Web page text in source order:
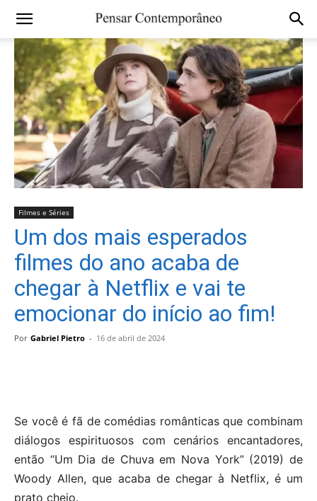
Filmes e Séries
Um dos mais esperados
filmes do ano acaba de
chegar à Netflix e vai te
emocionar do início ao fim!
Por Gabriel Pietro - 16 de abril de 2024
Se você é fã de comédias românticas que combinam
diálogos espirituosos com cenários encantadores,
então “Um Dia de Chuva em Nova York” (2019) de
Woody Allen, que acaba de chegar à Netflix, é um
prato cheio.